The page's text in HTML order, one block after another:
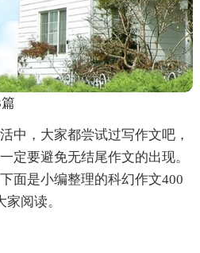
中，大家都尝试过写作文吧，
定要避免无结尾作文的出现。
面是小编整理的科幻作文400
阅读。